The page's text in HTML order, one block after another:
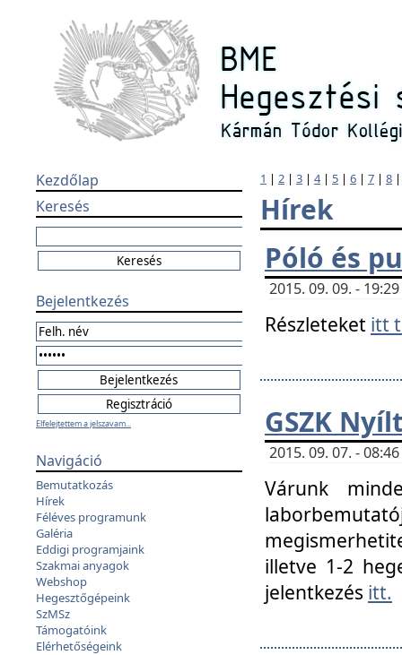
Kezdőlap
Keresés
Bejelentkezés
Elfelejtettem a jelszavam...
Navigáció
Bemutatkozás
Hírek
Féléves programunk
Galéria
Eddigi programjaink
Szakmai anyagok
Webshop
Hegesztőgépeink
SzMSz
Támogatóink
Elérhetőségeink
1 | 2 | 3 | 4| 5 | 6 | 7 | 8
Hírek
Póló és
2015. 09. 09. -
Részleteket itt
GSZK
2015. 09. 07. -
Várunk
illetve 1-2
jelentkezés itt.